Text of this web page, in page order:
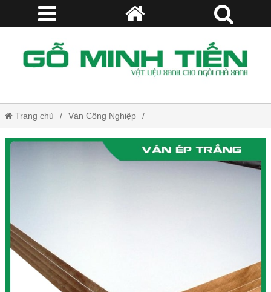
Trang chủ Ván Công Nghiệp
Ván Phủ Poly Keo Trắng Bóng